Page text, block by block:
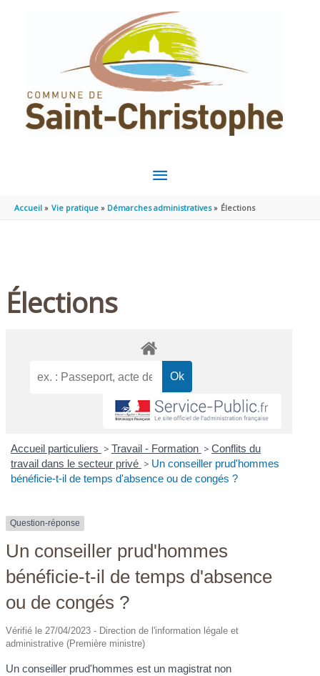
MENU
PRINCIPAL
Accueil Vie pratique Démarches administratives Élections
Élections
Accueil particuliers > Travail - Formation > Conflits du
travail dans le secteur privé > Un conseiller prud'hommes
bénéficie-t-il de temps d'absence ou de congés ?
Question-réponse
Un conseiller prud'hommes
bénéficie-t-il de temps d'absence
ou de congés ?
Vérifié le 27/04/2023 - Direction de l'information légale et
administrative (Première ministre)
Un conseiller prud'hommes est un magistrat non